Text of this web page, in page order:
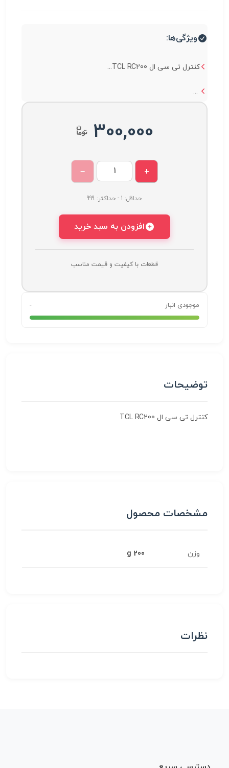
ویژگی‌ها:
کنترل تی سی ال TCL RC200...
...
300,000
+
−
حداقل: 1 - حداکثر: 999
افزودن به سبد خرید
قطعات با کیفیت و قیمت مناسب
موجودی انبار -
توضیحات
کنترل تی سی ال TCL RC200
مشخصات محصول
وزن 200 g
نظرات